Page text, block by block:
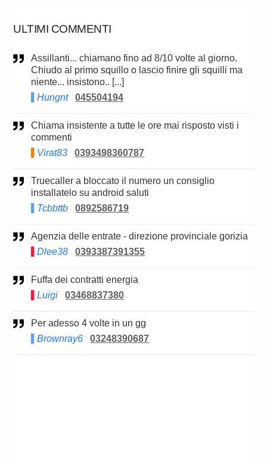
ULTIMI COMMENTI
Assillanti... chiamano fino ad 8/10 volte al giorno.
Chiudo al primo squillo o lascio finire gli squilli ma
niente... insistono.. [...]
Hungnt
045504194
Chiama insistente a tutte le ore mai risposto visti i
commenti
Virat83
0393498360787
Truecaller a bloccato il numero un consiglio
installatelo su android saluti
Tcbbttb
0892586719
Agenzia delle entrate - direzione provinciale gorizia
Dlee38
0393387391355
Fuffa dei contratti energia
Luigi
03468837380
Per adesso 4 volte in un gg
Brownray6
03248390687